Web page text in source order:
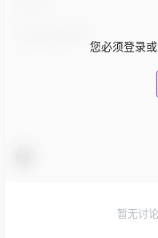
您必须登录
暂无讨